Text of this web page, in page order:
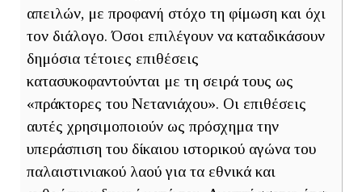
απειλών, με προφανή στόχο τη φίμωση και όχι
τον διάλογο. Όσοι επιλέγουν να καταδικάσουν
δημόσια τέτοιες επιθέσεις
κατασυκοφαντούνται με τη σειρά τους ως
«πράκτορες του Νετανιάχου». Οι επιθέσεις
αυτές χρησιμοποιούν ως πρόσχημα την
υπεράσπιση του δίκαιου ιστορικού αγώνα του
παλαιστινιακού λαού για τα εθνικά και